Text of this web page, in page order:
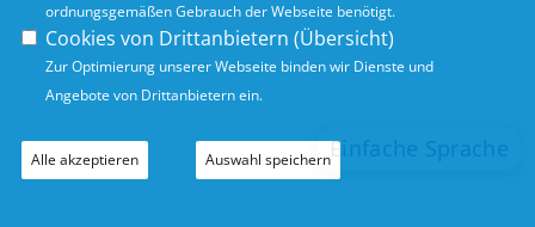
ordnungsgemäßen Gebrauch der Webseite benötigt.
Cookies von Drittanbietern (Übersicht)
Zur Optimierung unserer Webseite binden wir Dienste und
Angebote von Drittanbietern ein.
Alle akzeptieren Auswahl speichern